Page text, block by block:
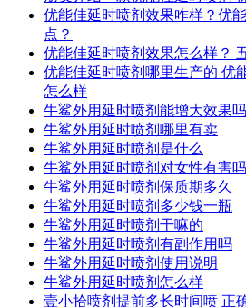
优能佳延时喷剂效果咋样？优
点？
优能佳延时喷剂效果怎么样？
优能佳延时喷剂哪里生产的 优
怎么样
牛鲨外用延时喷剂能增大效果吗
牛鲨外用延时喷剂哪里有卖
牛鲨外用延时喷剂是什么
牛鲨外用延时喷剂对女性有害吗
牛鲨外用延时喷剂保质期多久
牛鲨外用延时喷剂多少钱一瓶
牛鲨外用延时喷剂干嘛的
牛鲨外用延时喷剂有副作用吗
牛鲨外用延时喷剂使用说明
牛鲨外用延时喷剂怎么样
壹小拾喷剂提前多长时间喷 正